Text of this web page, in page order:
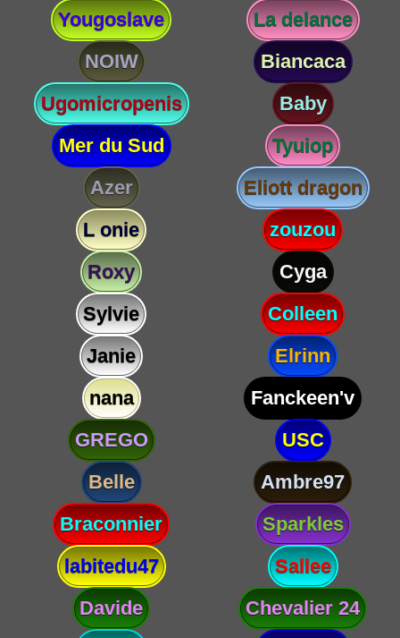
Yougoslave
La delance
NOIW
Biancaca
Ugomicropenis
Baby
Mer du Sud
Tyuiop
Azer
Eliott dragon
L onie
zouzou
Roxy
Cyga
Sylvie
Colleen
Janie
Elrinn
nana
Fanckeen'v
GREGO
USC
Belle
Ambre97
Braconnier
Sparkles
labitedu47
Sallee
Davide
Chevalier 24